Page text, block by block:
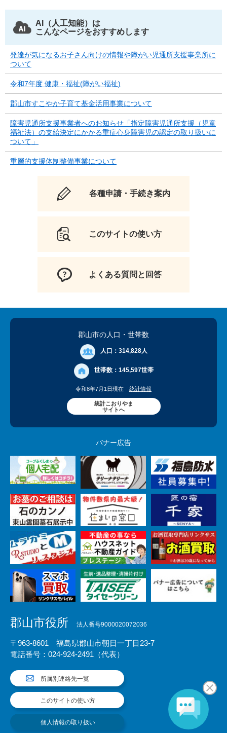
AI（人工知能）は
こんなページをおすすめします
発達が気になるお子さん向けの情報や障がい児通所支援事業所に
ついて
令和7年度 健康・福祉(障がい福祉)
郡山市すこやか子育て基金活用事業について
障害児通所支援事業者へのお知らせ「指定障害児通所支援（児童
福祉法）の支給決定にかかる重症心身障害児の認定の取り扱いに
ついて」
重層的支援体制整備事業について
各種申請・手続き案内
このサイトの使い方
よくある質問と回答
郡山市の人口 ・世帯数
人口： 314,828人
世帯数： 145,597世帯
令和8年7月1日現在 統計情報
統計こおりやま
サイトへ
バナー広告
郡山市役所 法人番号9000020072036
〒963-8601 福島県郡山市朝日一丁目23-7
電話番号：024-924-2491（代表）
所属別連絡先一覧
このサイトの使い方
個人情報の取り扱い